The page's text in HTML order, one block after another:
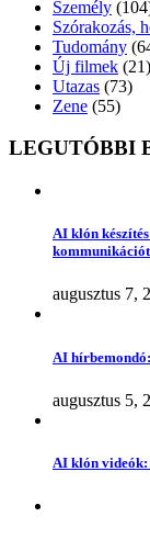
Személy
Szórakozás,
Tudomány
Új filmek (21)
Utazas (73)
Zene (55)
LEGUTÓBBI
AI klón
augusztus 7,
AI
augusztus 5,
AI klón videók: